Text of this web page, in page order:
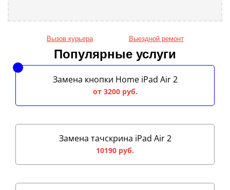
Вызов курьера Выездной ремонт
Популярные услуги
Замена кнопки Home iPad Air 2
от 3200 руб.
Замена тачскрина iPad Air 2
10190 руб.